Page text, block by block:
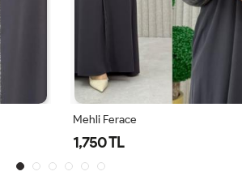
Mehli Ferace
1,750 TL